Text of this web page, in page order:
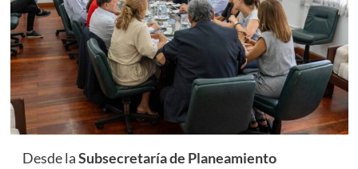
Desde laSubsecretaría de Planeamiento